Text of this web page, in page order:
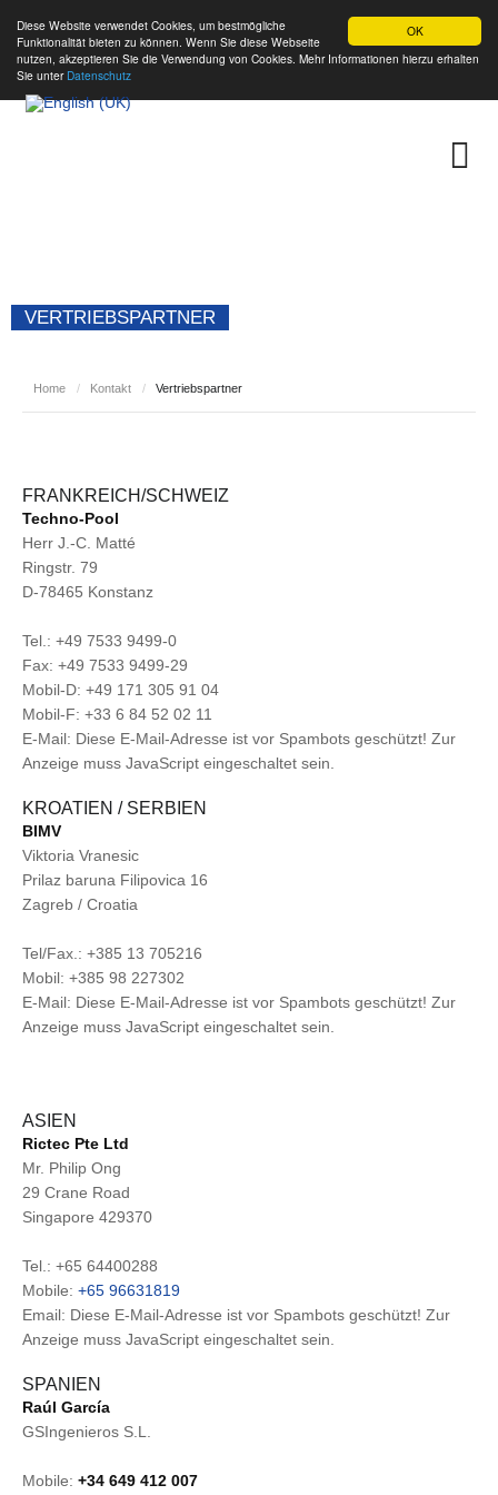
OK
Diese Website verwendet Cookies, um bestmögliche
Funktionalität bieten zu können. Wenn Sie diese Webseite
nutzen, akzeptieren Sie die Verwendung von Cookies. Mehr Informationen hierzu erhalten
Sie unter Datenschutz
VERTRIEBSPARTNER
Home / Kontakt / Vertriebspartner
FRANKREICH/SCHWEIZ
Techno-Pool
Herr J.-C. Matté
Ringstr. 79
D-78465 Konstanz
Tel.: +49 7533 9499-0
Fax: +49 7533 9499-29
Mobil-D: +49 171 305 91 04
Mobil-F: +33 6 84 52 02 11
E-Mail: Diese E-Mail-Adresse ist vor Spambots geschützt! Zur
Anzeige muss JavaScript eingeschaltet sein.
KROATIEN / SERBIEN
BIMV
Viktoria Vranesic
Prilaz baruna Filipovica 16
Zagreb / Croatia
Tel/Fax.: +385 13 705216
Mobil: +385 98 227302
E-Mail: Diese E-Mail-Adresse ist vor Spambots geschützt! Zur
Anzeige muss JavaScript eingeschaltet sein.
ASIEN
Rictec Pte Ltd
Mr. Philip Ong
29 Crane Road
Singapore 429370
Tel.: +65 64400288
Mobile: +65 96631819
Email: Diese E-Mail-Adresse ist vor Spambots geschützt! Zur
Anzeige muss JavaScript eingeschaltet sein.
SPANIEN
Raúl García
GSIngenieros S.L.
Mobile: +34 649 412 007